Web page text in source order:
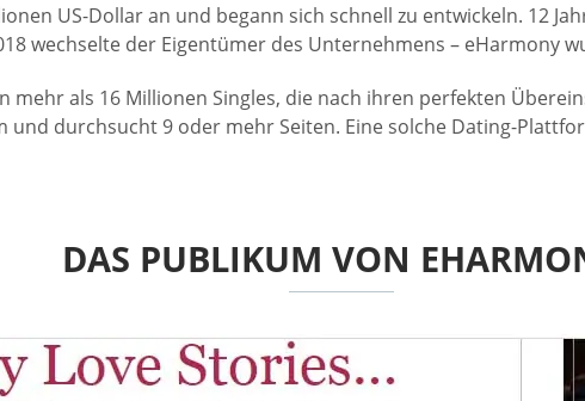
US-Dollar an und begann sich schnell zu entwickeln. 12
wechselte der Eigentümer des Unternehmens – eHarmony
mehr als 16 Millionen Singles, die nach ihren perfekten
durchsucht 9 oder mehr Seiten. Eine solche Dating-
DAS PUBLIKUM VON